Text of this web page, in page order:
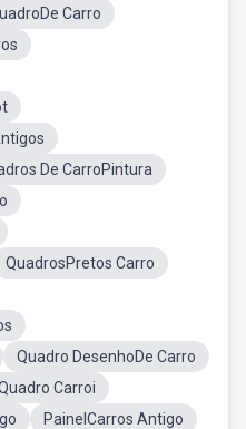
Carro
De CarroPintura
QuadrosPretos Carro
Quadro DesenhoDe Carro
Carroi
PainelCarros Antigo